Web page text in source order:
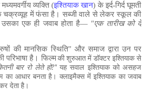
व्यक्ति (इश्तियाक खान) के इर्द-गिर्द घूमती
चक्रव्यूह में फंसा है। सब्जी वाले से लेकर स्कूल की
एक ही जवाब होता है— "एक तारीख को दे
की मानसिक स्थिति" और समाज द्वारा उन पर
परिभाषा है। फिल्म की शुरुआत में डॉक्टर इश्तियाक से
बार रो लेते हो?" यह सवाल इश्तियाक को असहज
का आधार बनता है। क्लाइमैक्स में इश्तियाक का जवाब
देता है।